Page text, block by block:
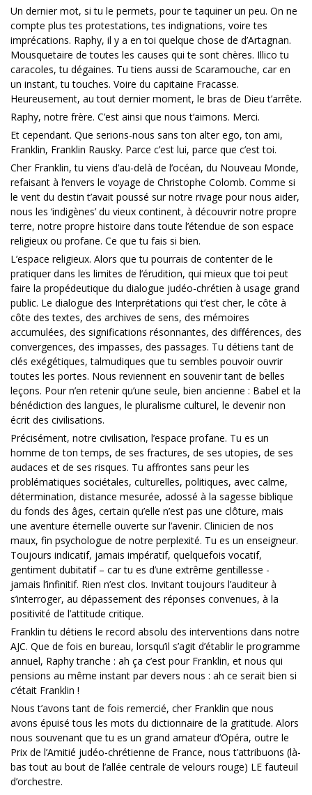
Un dernier mot, si tu le permets, pour te taquiner un peu. On ne
compte plus tes protestations, tes indignations, voire tes
imprécations. Raphy, il y a en toi quelque chose de d’Artagnan.
Mousquetaire de toutes les causes qui te sont chères. Illico tu
caracoles, tu dégaines. Tu tiens aussi de Scaramouche, car en
un instant, tu touches. Voire du capitaine Fracasse.
Heureusement, au tout dernier moment, le bras de Dieu t’arrête.
Raphy, notre frère. C’est ainsi que nous t‘aimons. Merci.
Et cependant. Que serions-nous sans ton alter ego, ton ami,
Franklin, Franklin Rausky. Parce c’est lui, parce que c’est toi.
Cher Franklin, tu viens d’au-delà de l’océan, du Nouveau Monde,
refaisant à l’envers le voyage de Christophe Colomb. Comme si
le vent du destin t’avait poussé sur notre rivage pour nous aider,
nous les ‘indigènes’ du vieux continent, à découvrir notre propre
terre, notre propre histoire dans toute l’étendue de son espace
religieux ou profane. Ce que tu fais si bien.
L’espace religieux. Alors que tu pourrais de contenter de le
pratiquer dans les limites de l’érudition, qui mieux que toi peut
faire la propédeutique du dialogue judéo-chrétien à usage grand
public. Le dialogue des Interprétations qui t’est cher, le côte à
côte des textes, des archives de sens, des mémoires
accumulées, des significations résonnantes, des différences, des
convergences, des impasses, des passages. Tu détiens tant de
clés exégétiques, talmudiques que tu sembles pouvoir ouvrir
toutes les portes. Nous reviennent en souvenir tant de belles
leçons. Pour n’en retenir qu’une seule, bien ancienne : Babel et la
bénédiction des langues, le pluralisme culturel, le devenir non
écrit des civilisations.
Précisément, notre civilisation, l’espace profane. Tu es un
homme de ton temps, de ses fractures, de ses utopies, de ses
audaces et de ses risques. Tu affrontes sans peur les
problématiques sociétales, culturelles, politiques, avec calme,
détermination, distance mesurée, adossé à la sagesse biblique
du fonds des âges, certain qu’elle n’est pas une clôture, mais
une aventure éternelle ouverte sur l’avenir. Clinicien de nos
maux, fin psychologue de notre perplexité. Tu es un enseigneur.
Toujours indicatif, jamais impératif, quelquefois vocatif,
gentiment dubitatif – car tu es d’une extrême gentillesse -
jamais l’infinitif. Rien n’est clos. Invitant toujours l’auditeur à
s’interroger, au dépassement des réponses convenues, à la
positivité de l’attitude critique.
Franklin tu détiens le record absolu des interventions dans notre
AJC. Que de fois en bureau, lorsqu’il s’agit d’établir le programme
annuel, Raphy tranche : ah ça c’est pour Franklin, et nous qui
pensions au même instant par devers nous : ah ce serait bien si
c’était Franklin !
Nous t’avons tant de fois remercié, cher Franklin que nous
avons épuisé tous les mots du dictionnaire de la gratitude. Alors
nous souvenant que tu es un grand amateur d’Opéra, outre le
Prix de l’Amitié judéo-chrétienne de France, nous t’attribuons (là-
bas tout au bout de l’allée centrale de velours rouge) LE fauteuil
d’orchestre.